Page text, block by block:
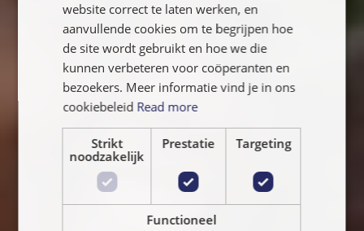
NEDERLANDS
website correct te laten werken, en
aanvullende cookies om te begrijpen hoe
de site wordt gebruikt en hoe we die
kunnen verbeteren voor coöperanten en
bezoekers. Meer informatie vind je in ons
cookiebeleid Read more
Strikt
noodzakelijk
Prestatie Targeting
Functioneel